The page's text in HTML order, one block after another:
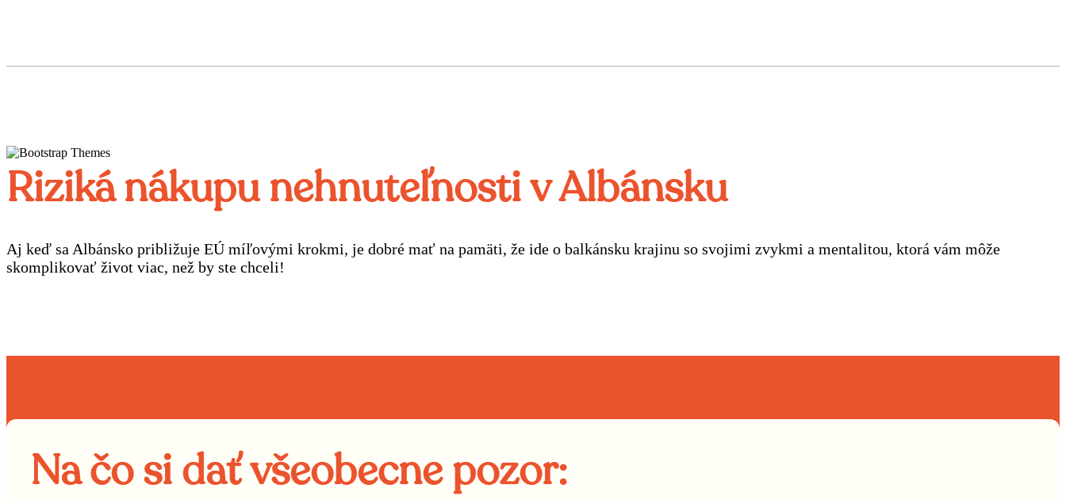
Riziká nákupu nehnuteľnosti v Albánsku
Aj keď sa Albánsko približuje EÚ míľovými krokmi, je dobré mať na pamäti, že ide o balkánsku krajinu so svojimi zvykmi a mentalitou, ktorá vám môže
skomplikovať život viac, než by ste chceli!
Na čo si dať všeobecne pozor: